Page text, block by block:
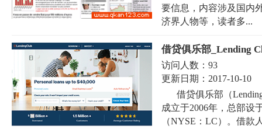
要信息，内容涉及国内
济界人物等，读者多...
借贷俱乐部_Lending
访问人数： 93
更新日期： 2017-10-10
借贷俱乐部（
成立于2006年，总部设
（NYSE：LC）。借款